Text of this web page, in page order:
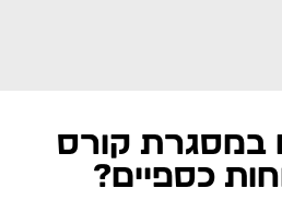
במסגרת קורס
כספיים?